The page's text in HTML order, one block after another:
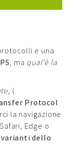
e una
, ma qual’è la
, (
Protocol
la navigazione
Edge o
varianti dello